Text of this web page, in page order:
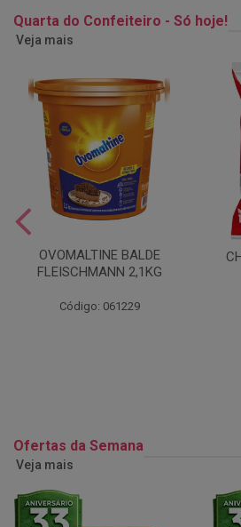
Quarta do Confeiteiro - Só hoje!
Veja mais
OVOMALTINE BALDE
FLEISCHMANN 2,1KG
Código: 061229
Ofertas da Semana
Veja mais